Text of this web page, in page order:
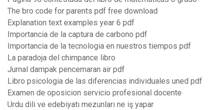
The bro code for parents pdf free download
Explanation text examples year 6 pdf
Importancia de la captura de carbono pdf
Importancia de la tecnologia en nuestros tiempos pdf
La paradoja del chimpance libro
Jurnal dampak pencemaran air pdf
Libro psicologia de las diferencias individuales uned pdf
Examen de oposicion servicio profesional docente
Urdu dili ve edebiyatı mezunları ne iş yapar